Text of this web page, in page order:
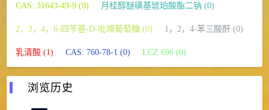
CAS: 31643-49-9 (0) 月桂醇醚磺基琥珀酸酯二钠 (0)
2，3，4，6-四苄基-D-吡喃葡萄糖 (0) 1，2，4-苯三酸酐 (0)
乳清酸 (1) CAS: 760-78-1 (0) LCZ 696 (0)
浏览历史